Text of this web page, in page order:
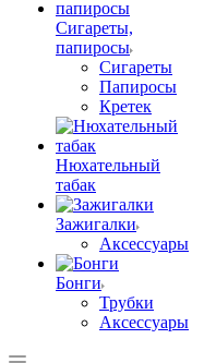
Сигареты,
папиросы
Сигареты
Папиросы
Кретек
Нюхательный
табак
Зажигалки
Аксессуары
Бонги
Трубки
Аксессуары